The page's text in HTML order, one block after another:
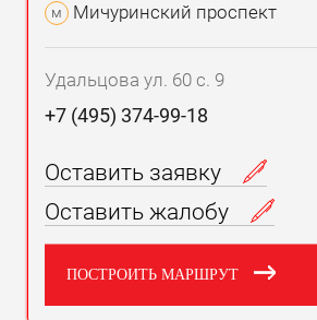
м Мичуринский проспект
Удальцова ул. 60 с. 9
+7 (495) 374-99-18
Оставить заявку
Оставить жалобу
ПОСТРОИТЬ МАРШРУТ